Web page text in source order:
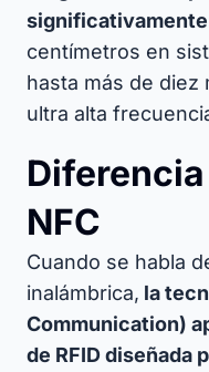
centímetros en
hasta más de
ultra alta
NFC
Cuando se habla
inalámbrica, la
Communication)
de RFID diseñada